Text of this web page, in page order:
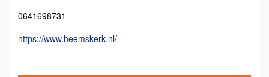
0641698731
https://www.heemskerk.nl/